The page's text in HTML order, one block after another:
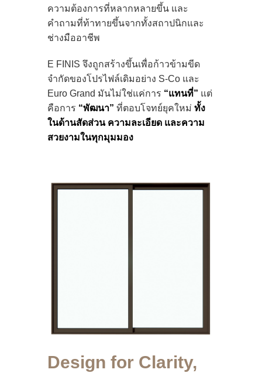
ความต้องการที่หลากหลายขึ้น และ
คำถามที่ท้าทายขึ้นจากทั้งสถาปนิกและ
ช่างมืออาชีพ
E FINIS จึงถูกสร้างขึ้นเพื่อก้าวข้ามขีด
จำกัดของโปรไฟล์เดิมอย่าง S-Co และ
Euro Grand มันไม่ใช่แค่การ “แทนที่” แต่
คือการ “พัฒนา” ที่ตอบโจทย์ยุคใหม่ ทั้ง
ในด้านสัดส่วน ความละเอียด และความ
สวยงามในทุกมุมมอง
Design for Clarity,